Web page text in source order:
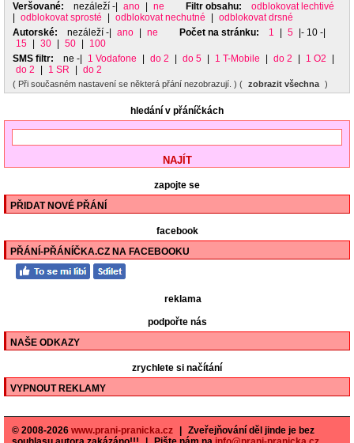
Veršované:
nezáleží -| ano ne Filtr obsahu:
odblokovat lechtivé
odblokovat sprosté odblokovat nechutné
odblokovat drsné
Autorské:
nezáleží -| ano ne Počet na stránku: 1 5
|- 10 -|
15
30 50
100
SMS filtr:
ne -| 1 Vodafone do 2 do 5 1 T-Mobile do 2 1 O2
do 2
1 SR do 2
( Při současném nastavení se některá přání nezobrazují. ) ( zobrazit všechna )
hledání v přáníčkách
zapojte se
PŘIDAT NOVÉ PŘÁNÍ
facebook
PŘÁNÍ-PŘÁNÍČKA.CZ NA FACEBOOKU
reklama
podpořte nás
NAŠE ODKAZY
zrychlete si načítání
VYPNOUT REKLAMY
© 2008-2026 www.prani-pranicka.cz
Zveřejňování děl jinde je bez